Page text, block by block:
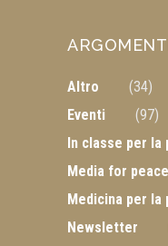
Altro
(34)
Eventi
(97)
In classe per la
Media for peace
Medicina per la
Newsletter